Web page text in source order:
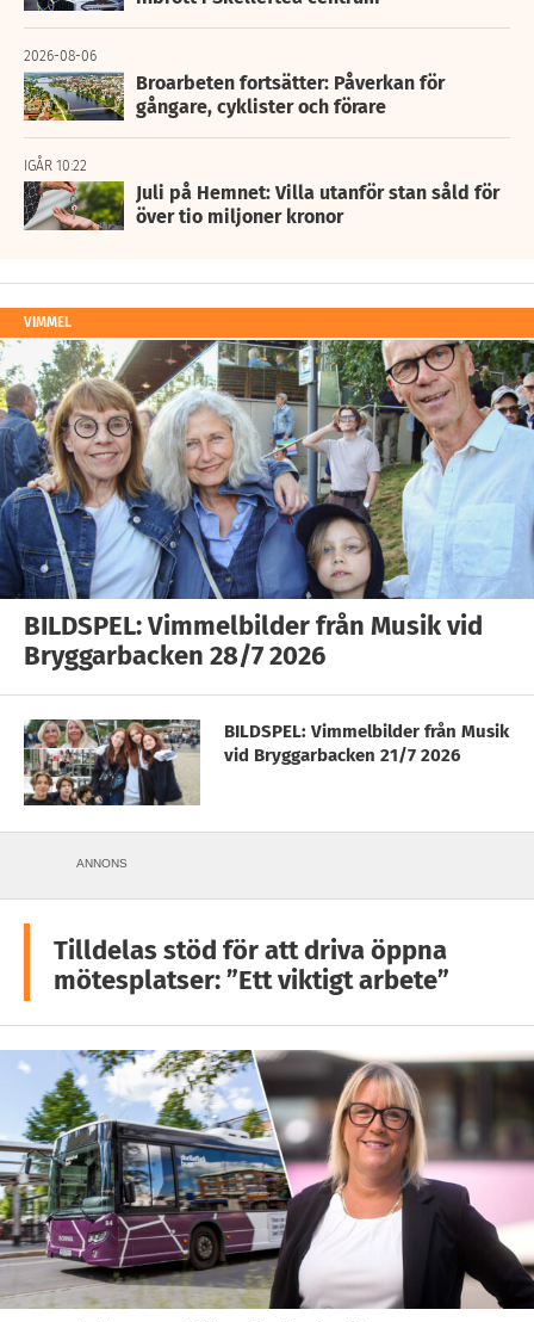
2026-08-06
Broarbeten fortsätter: Påverkan för
gångare, cyklister och förare
IGÅR 10:22
Juli på Hemnet: Villa utanför stan såld för
över tio miljoner kronor
VIMMEL
BILDSPEL: Vimmelbilder från Musik vid
Bryggarbacken 28/7 2026
BILDSPEL: Vimmelbilder från Musik
vid Bryggarbacken 21/7 2026
ANNONS
Tilldelas stöd för att driva öppna
mötesplatser: ”Ett viktigt arbete”